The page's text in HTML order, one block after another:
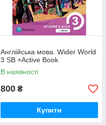
Англійська мова. Wider World
3 SB +Active Book
В наявності
800 ₴
Купити